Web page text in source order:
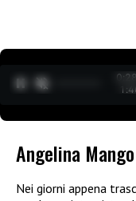
Angelina
Nei giorni appena